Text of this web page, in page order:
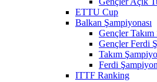
ETTU Cup
Balkan Şampiyonası
Gençler Takım
Gençler Ferdi
Takım
Ferdi
ITTF Ranking